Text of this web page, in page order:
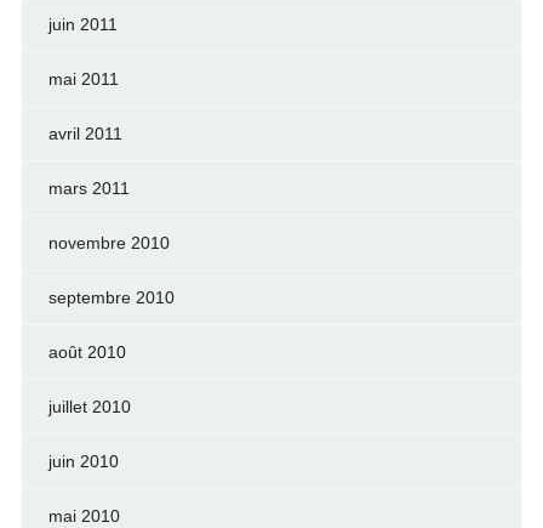
juin 2011
mai 2011
avril 2011
mars 2011
novembre 2010
septembre 2010
août 2010
juillet 2010
juin 2010
mai 2010